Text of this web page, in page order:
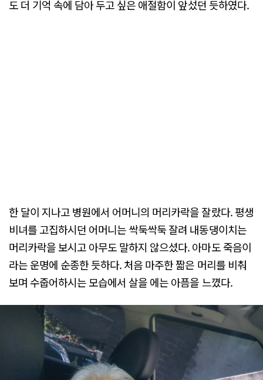
도 더 기억 속에 담아 두고 싶은 애절함이 앞섰던 듯하였다.
한 달이 지나고 병원에서 어머니의 머리카락을 잘랐다. 평생
비녀를 고집하시던 어머니는 싹둑싹둑 잘려 내동댕이치는
머리카락을 보시고 아무도 말하지 않으셨다. 아마도 죽음이
라는 운명에 순종한 듯하다. 처음 마주한 짧은 머리를 비춰
보며 수줍어하시는 모습에서 살을 에는 아픔을 느꼈다.